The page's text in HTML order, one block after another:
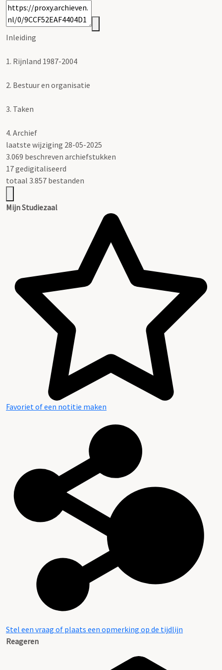
Inleiding
1. Rijnland 1987-2004
2. Bestuur en organisatie
3. Taken
4. Archief
laatste wijziging 28-05-2025
3.069 beschreven archiefstukken
17 gedigitaliseerd
totaal 3.857 bestanden
Mijn Studiezaal
Favoriet of een notitie maken
Stel een vraag of plaats een opmerking op de tijdlijn
Reageren